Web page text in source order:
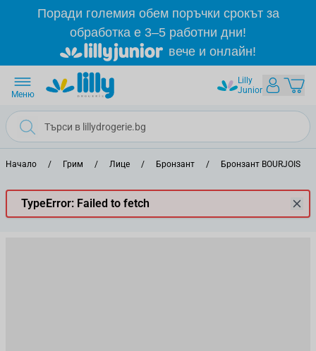
Прескачане към съдържанието
Поради големия обем поръчки срокът за
обработка е 3–5 работни дни!
вече и онлайн!
Lilly
Junior
Меню
Начало / Грим / Лице / Бронзант / Бронзант BOURJOIS
TypeError: Failed to fetch